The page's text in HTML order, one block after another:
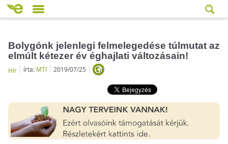
Bolygónk jelenlegi felmelegedése túlmutat az
elmúlt kétezer év éghajlati változásain!
Hír írta: MTI 2019/07/25